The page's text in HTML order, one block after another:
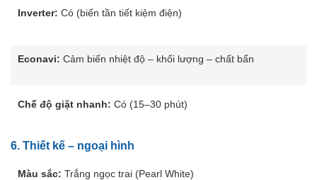
Inverter: Có (biến tần tiết kiệm điện)
Econavi: Cảm biến nhiệt độ – khối lượng – chất bẩn
Chế độ giặt nhanh: Có (15–30 phút)
6. Thiết kế – ngoại hình
Màu sắc: Trắng ngọc trai (Pearl White)